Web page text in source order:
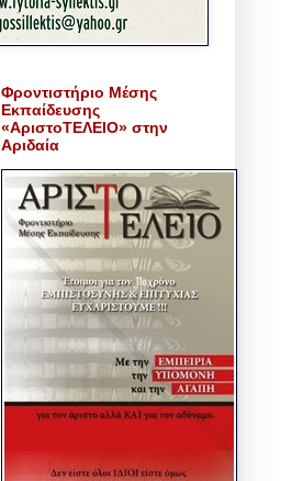
Φροντιστήριο Μέσης
Εκπαίδευσης
«ΑριστοΤΕΛΕΙΟ» στην
Αριδαία